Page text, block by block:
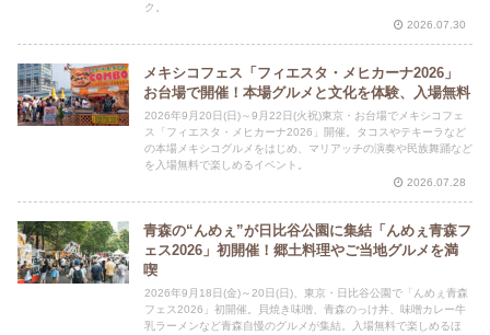
ク。
2026.07.30
メキシコフェス「フィエスタ・メヒカーナ2026」
お台場で開催！本場グルメと文化を体験、入場無料
2026年9月20日(日)～9月22日(火祝)東京・お台場でメキシコフェ
ス「フィエスタ・メヒカーナ2026」開催。タコスやテキーラなど
の本場メキシコグルメをはじめ、マリアッチの演奏や民族舞踊など
を入場無料で楽しめるイベント。
2026.07.28
青森の“んめぇ”が日比谷公園に集結「んめぇ青森フ
ェス2026」初開催！郷土料理やご当地グルメを満
喫
2026年9月18日(金)～20日(日)、東京・日比谷公園で「んめぇ青森
フェス2026」初開催。貝焼き味噌、青森のっけ丼、味噌カレー牛
乳ラーメンなど青森自慢のグルメが集結。入場無料で楽しめるほ